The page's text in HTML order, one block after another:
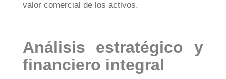
valor comercial de los activos.
Análisis estratégico y
financiero integral